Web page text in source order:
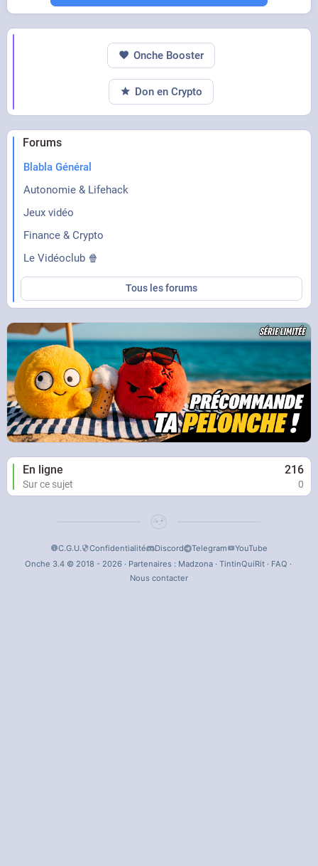
Forums
Blabla Général
Autonomie & Lifehack
Jeux vidéo
Finance & Crypto
Le Vidéoclub 🍿
Tous les forums
En ligne 216
Sur ce sujet 0
Onche Booster
Don en Crypto
C.G.U. Confidentialité Discord Telegram
YouTube
Onche 3.4 © 2018 - 2026 · Partenaires : Madzona· TintinQuiRit· FAQ ·
Nous contacter